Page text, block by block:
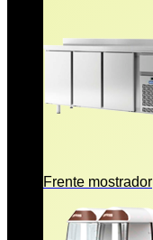
Frente mostrador